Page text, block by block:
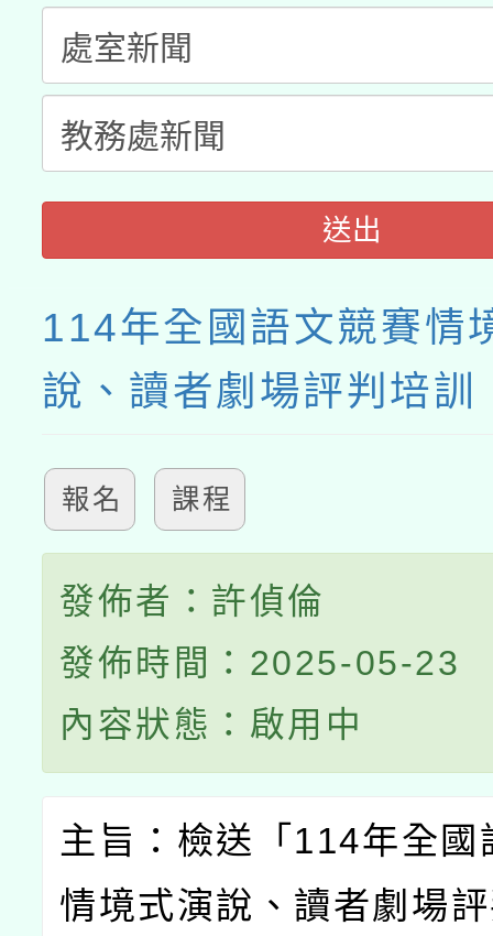
月28日止
送出
114年全國語文競賽情
說、讀者劇場評判培訓
報名 課程
發佈者：許偵倫
發佈時間：2025-05-23
內容狀態：啟用中
主旨：檢送「 114年全國
情境式演說、讀者劇場